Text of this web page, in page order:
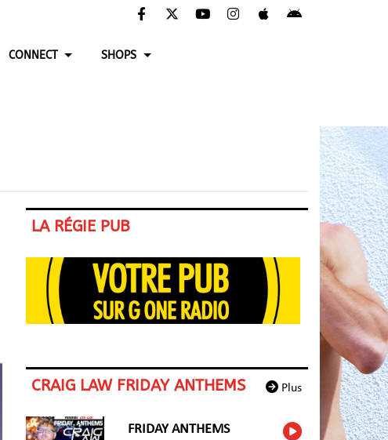
CONNECT SHOPS
LA RÉGIE PUB
Plus
CRAIG LAW FRIDAY ANTHEMS
FRIDAY ANTHEMS